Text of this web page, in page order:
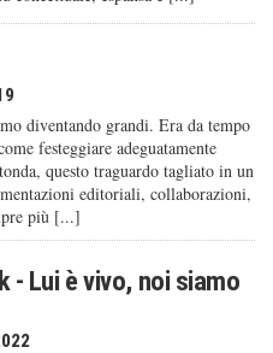
diventando grandi. Era da tempo
festeggiare adeguatamente
questo traguardo tagliato in un
editoriali, collaborazioni,
più [...]
- Lui è vivo, noi siamo